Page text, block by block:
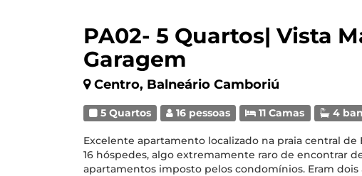
PA02- 5 Quartos| Vista
Garagem
Centro, Balneário Camboriú
5 Quartos 16 pessoas 11 Camas 4
Excelente apartamento localizado na praia central de
16 hóspedes, algo extremamente raro de encontrar
apartamentos imposto pelos condomínios. Eram